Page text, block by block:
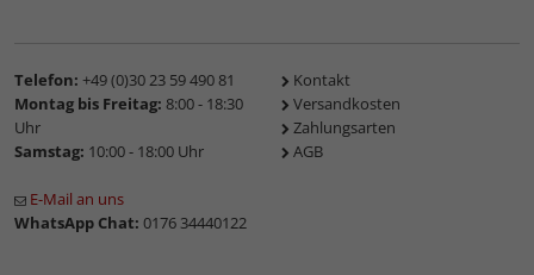
Telefon: +49 (0)30 23 59 490 81
Montag bis Freitag: 8:00 - 18:30
Uhr
Samstag: 10:00 - 18:00 Uhr
E-Mail an uns
WhatsApp Chat: 0176 34440122
Kontakt
Versandkosten
Zahlungsarten
AGB